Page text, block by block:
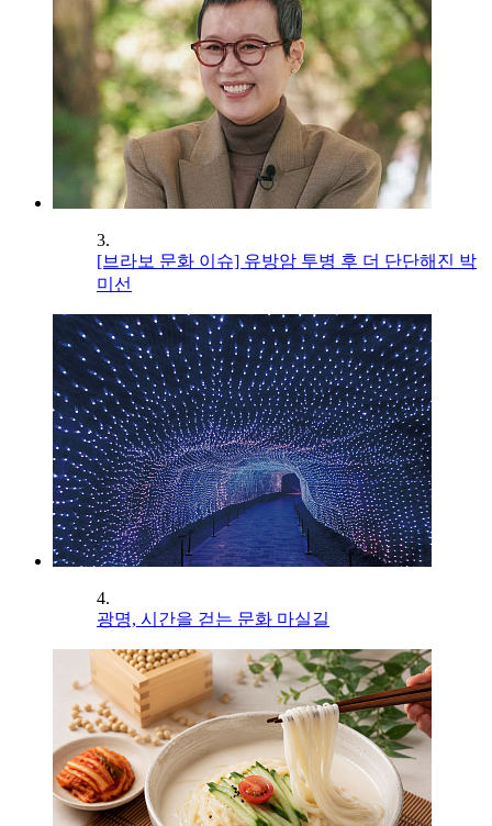
3.
[브라보 문화 이슈] 유방암 투병 후 더 단단해진 박
미선
4.
광명, 시간을 걷는 문화 마실길